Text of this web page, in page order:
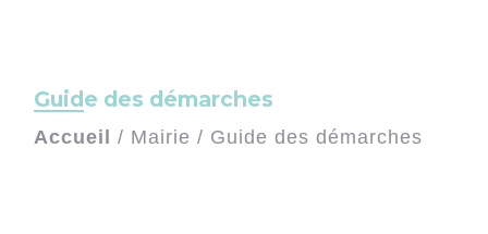
Guide des démarches
Accueil / Mairie / Guide des démarches